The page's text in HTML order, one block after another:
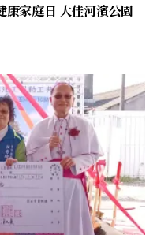
家庭日 大佳河濱公園